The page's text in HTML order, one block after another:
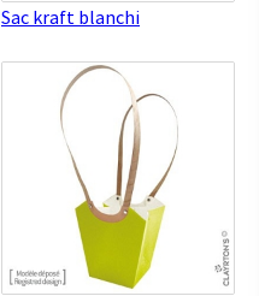
Sac kraft blanchi